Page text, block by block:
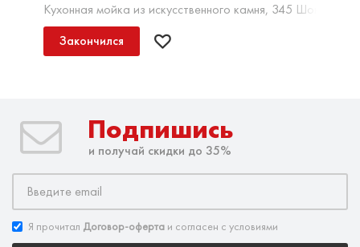
Кухонная мойка из искусственного камня, 345 Шоколад
Закончился
Подпишись
и получай скидки до 35%
Я прочитал Договор-оферта и согласен с условиями